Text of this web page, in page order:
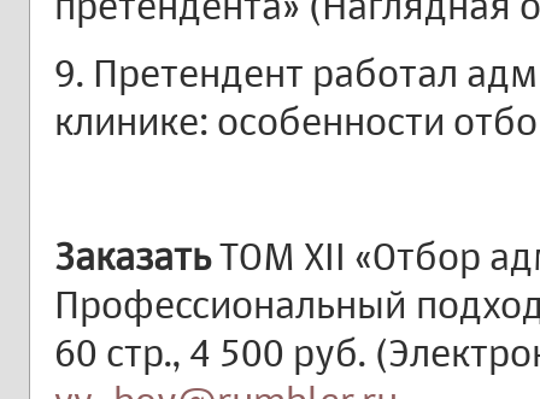
9. Претендент работал
клинике: особенности
ЗаказатьТОМ XII «Отбор
Профессиональный
60 стр., 4 500 руб.